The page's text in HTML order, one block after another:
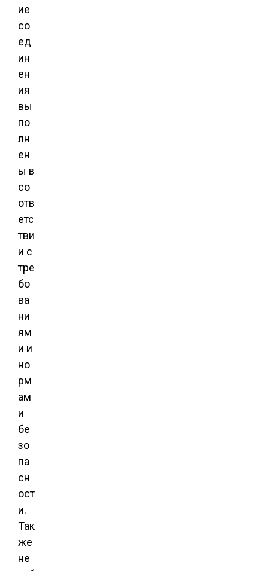
ие
со
ед
ин
ен
ия
вы
по
лн
ен
ы в
со
отв
етс
тви
и с
тре
бо
ва
ни
ям
и и
но
рм
ам
и
бе
зо
па
сн
ост
и.
Так
же
не